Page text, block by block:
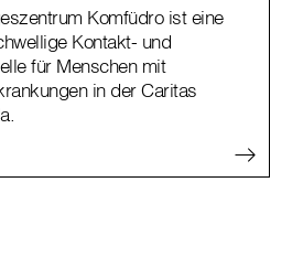
Komfüdro ist eine
Kontakt- und
für Menschen mit
in der Caritas